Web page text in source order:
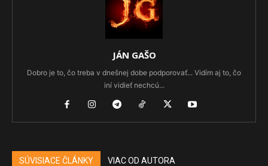
JÁN GAŠO
Dobro je to, čo treba v dnešnej dobe podporovať... Vidím aj to, čo
iní vidieť nechcú...
SÚVISIACE ČLÁNKY VIAC OD AUTORA